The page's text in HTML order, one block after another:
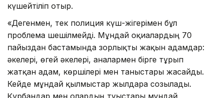
күшейтіліп отыр.
«Дегенмен, тек полиция күш-жігерімен бұл
проблема шешілмейді. Мұндай оқиғалардың 70
пайыздан бастамында зорлықты жақын адамдар:
әкелері, өгей әкелері, аналармен бірге тұрып
жатқан адам, көршілері мен таныстары жасайды.
Кейде мұндай қылмыстар жылдарға созылады.
Құрбандар мен олардың туыстары мұндай